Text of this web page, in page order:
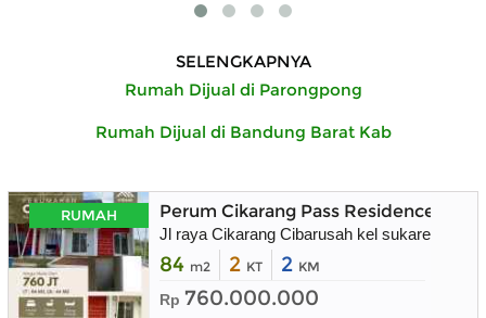
SELENGKAPNYA
Rumah Dijual di Parongpong
Rumah Dijual di Bandung Barat Kab
RUMAH Perum Cikarang Pass Residence
Jl raya Cikarang Cibarusah kel sukaresmi
84 m2 2 KT 2 KM
Rp 760.000.000